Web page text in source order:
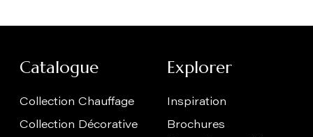
Catalogue
Collection Chauffage
Collection Décorative
Explorer
Inspiration
Brochures